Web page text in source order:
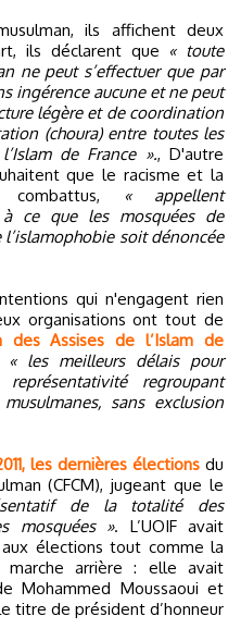
ils affichent deux
ils déclarent que « toute
ne peut s’effectuer que par
ingérence aucune et ne peut
légère et de coordination
(choura) entre toutes les
de France »., D'autre
que le racisme et la
combattus,
« appellent
ce que les mosquées de
soit dénoncée
qui n'engagent rien
organisations ont tout de
des Assises de l’Islam de
« les meilleurs délais pour
représentativité regroupant
sans exclusion
les dernières électionsdu
(CFCM), jugeant que le
de la totalité des
mosquées ». L’UOIF avait
élections tout comme la
arrière : elle avait
Mohammed Moussaoui et
titre de président d’honneur